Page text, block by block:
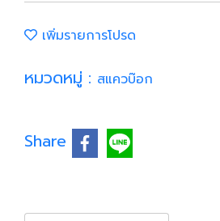
เพิ่มรายการโปรด
หมวดหมู่ : สแควบ๊อก
Share